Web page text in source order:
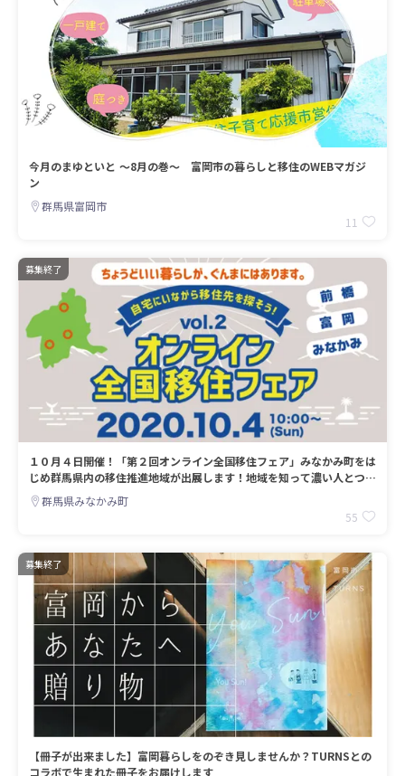
今月のまゆといと ～8月の巻～ 富岡市の暮らしと移住のWEBマガジ
ン
群馬県富岡市
11
募集終了
１０月４日開催！「第２回オンライン全国移住フェア」みなかみ町をは
じめ群馬県内の移住推進地域が出展します！地域を知って濃い人とつな
がろう！
群馬県みなかみ町
55
募集終了
【冊子が出来ました】富岡暮らしをのぞき見しませんか？TURNSとの
コラボで生まれた冊子をお届けします